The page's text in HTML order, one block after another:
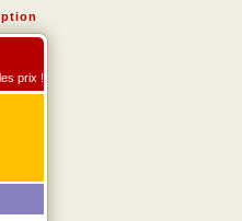
prix !